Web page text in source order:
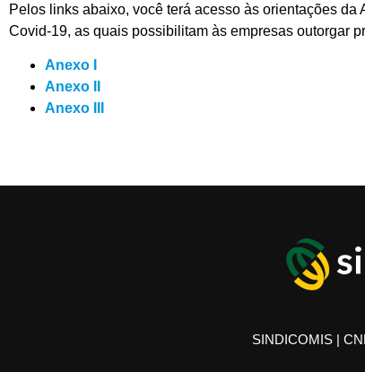
Pelos links abaixo, você terá acesso às orientações
Covid-19, as quais possibilitam às empresas outorgar
Anexo I
Anexo II
Anexo III
SINDICOMIS |